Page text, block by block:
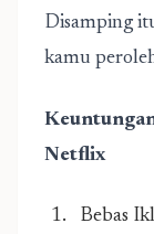
Disamping
kamu
Netflix
Bebas